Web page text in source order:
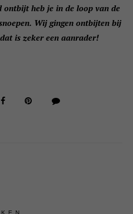
ontbijt heb je in de loop van de
Wij gingen ontbijten bij
is zeker een aanrader!